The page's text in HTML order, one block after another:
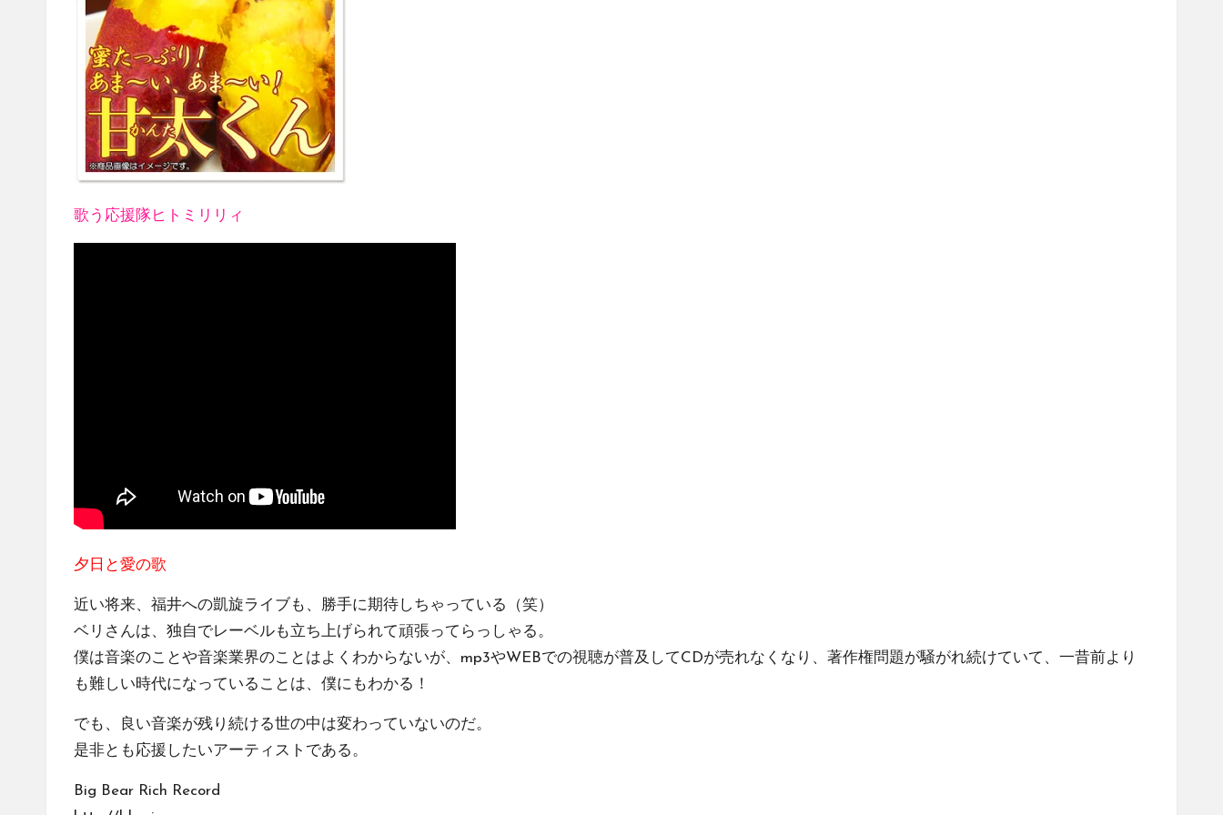
歌う応援隊ヒトミリリィ
夕日と愛の歌
近い将来、福井への凱旋ライブも、勝手に期待しちゃっている（笑）
ベリさんは、独自でレーベルも立ち上げられて頑張ってらっしゃる。
僕は音楽のことや音楽業界のことはよくわからないが、mp3やWEBでの視聴が普及してCDが売れなくなり、著作権問題が騒がれ続けていて、一昔前より
も難しい時代になっていることは、僕にもわかる！
でも、良い音楽が残り続ける世の中は変わっていないのだ。
是非とも応援したいアーティストである。
Big Bear Rich Record